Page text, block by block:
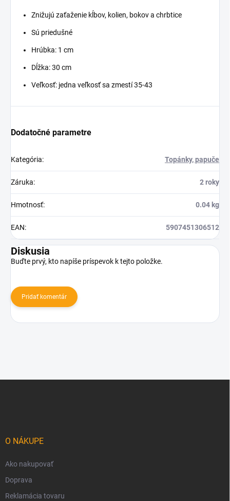
Znižujú zaťaženie kĺbov, kolien, bokov a chrbtice
Sú priedušné
Hrúbka: 1 cm
Dĺžka: 30 cm
Veľkosť: jedna veľkosť sa zmestí 35-43
Dodatočné parametre
Kategória: Topánky, papuče
Záruka: 2 roky
Hmotnosť: 0.04 kg
EAN: 5907451306512
Diskusia
Buďte prvý, kto napíše príspevok k tejto položke.
Pridať komentár
O NÁKUPE
Ako nakupovať
Doprava
Reklamácia tovaru